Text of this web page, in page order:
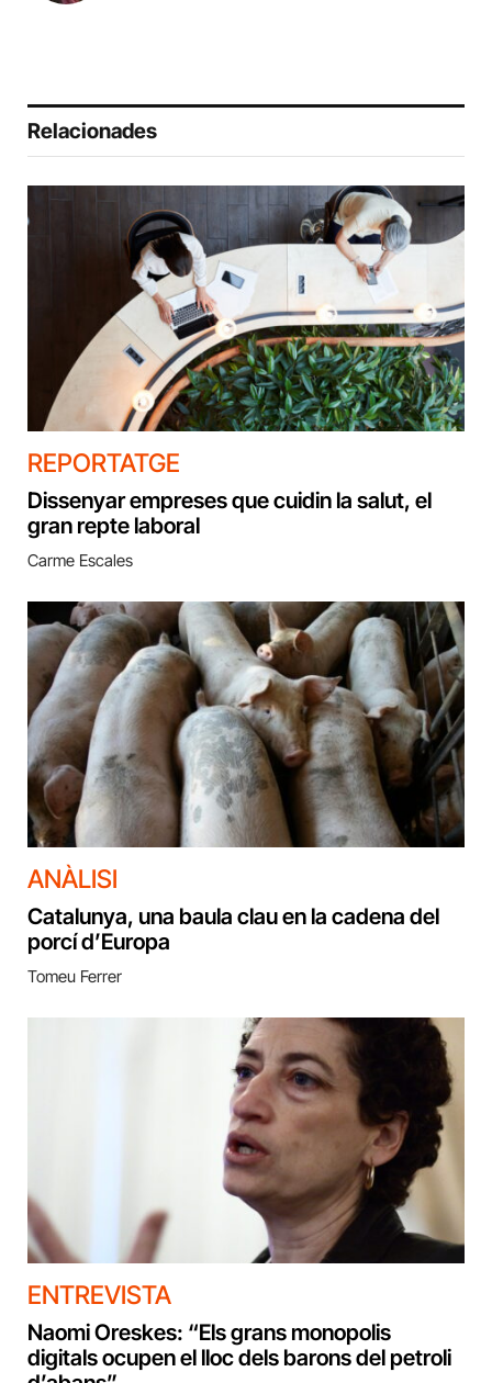
Relacionades
REPORTATGE
Dissenyar empreses que cuidin la salut, el
gran repte laboral
Carme Escales
ANÀLISI
Catalunya, una baula clau en la cadena del
porcí d’Europa
Tomeu Ferrer
ENTREVISTA
Naomi Oreskes: “Els grans monopolis
digitals ocupen el lloc dels barons del petroli